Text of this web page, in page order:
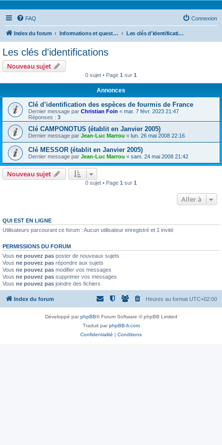
FAQ Connexion
Index du forum Informations et questions taxonomiques Les clés d'identifications
Les clés d'identifications
Nouveau sujet
0 sujet • Page 1 sur 1
Annonces
Clé d’identification des espèces de fourmis de France
Dernier message par Christian Foin « mar. 7 févr. 2023 21:47
Réponses : 3
Clé CAMPONOTUS (établit en Janvier 2005)
Dernier message par Jean-Luc Marrou « lun. 26 mai 2008 22:16
Clé MESSOR (établit en Janvier 2005)
Dernier message par Jean-Luc Marrou « sam. 24 mai 2008 21:42
Nouveau sujet
0 sujet • Page 1 sur 1
Aller à
QUI EST EN LIGNE
Utilisateurs parcourant ce forum : Aucun utilisateur enregistré et 1 invité
PERMISSIONS DU FORUM
Vous ne pouvez pas poster de nouveaux sujets
Vous ne pouvez pas répondre aux sujets
Vous ne pouvez pas modifier vos messages
Vous ne pouvez pas supprimer vos messages
Vous ne pouvez pas joindre des fichiers
Index du forum Heures au format UTC+02:00
Développé parphpBB® Forum Software © phpBB Limited
Traduit parphpBB-fr.com
Confidentialité | Conditions